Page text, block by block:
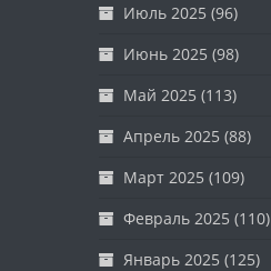
Июль 2025 (96)
Июнь 2025 (98)
Май 2025 (113)
Апрель 2025 (88)
Март 2025 (109)
Февраль 2025 (110)
Январь 2025 (125)